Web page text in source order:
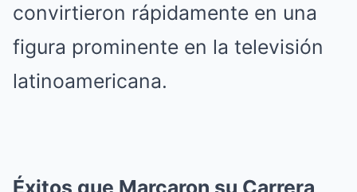
convirtieron rápidamente en una
figura prominente en la televisión
latinoamericana.
Éxitos que Marcaron su Carrera